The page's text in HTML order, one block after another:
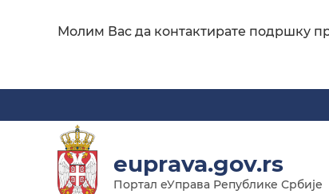
Основна тема
Молим Вас да контактирате подршку
euprava.gov.rs
Портал еУправа Републике Србије
LinkedinInstagramFacebookTwitter Play